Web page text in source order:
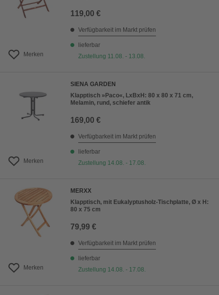
Merken
119,00 €
Verfügbarkeit im Markt prüfen
lieferbar
Zustellung 11.08. - 13.08.
Merken
SIENA GARDEN
Klapptisch »Paco«, LxBxH: 80 x 80 x 71 cm,
Melamin, rund, schiefer antik
169,00 €
Verfügbarkeit im Markt prüfen
lieferbar
Zustellung 14.08. - 17.08.
Merken
MERXX
Klapptisch, mit Eukalyptusholz-Tischplatte, Ø x H:
80 x 75 cm
79,99 €
Verfügbarkeit im Markt prüfen
lieferbar
Zustellung 14.08. - 17.08.